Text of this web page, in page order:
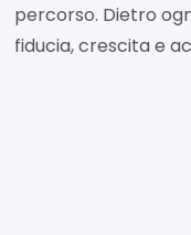
percorso. Dietro
fiducia, crescita e